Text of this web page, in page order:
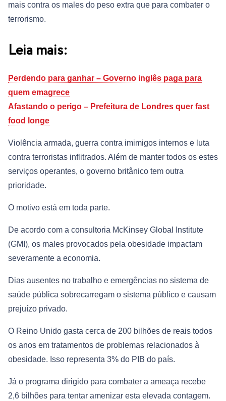
mais contra os males do peso extra que para combater o
terrorismo.
Leia mais:
Perdendo para ganhar – Governo inglês paga para
quem emagrece
Afastando o perigo – Prefeitura de Londres quer fast
food longe
Violência armada, guerra contra imimigos internos e luta
contra terroristas inflitrados. Além de manter todos os estes
serviços operantes, o governo britânico tem outra
prioridade.
O motivo está em toda parte.
De acordo com a consultoria McKinsey Global Institute
(GMI), os males provocados pela obesidade impactam
severamente a economia.
Dias ausentes no trabalho e emergências no sistema de
saúde pública sobrecarregam o sistema público e causam
prejuízo privado.
O Reino Unido gasta cerca de 200 bilhões de reais todos
os anos em tratamentos de problemas relacionados à
obesidade. Isso representa 3% do PIB do país.
Já o programa dirigido para combater a ameaça recebe
2,6 bilhões para tentar amenizar esta elevada contagem.